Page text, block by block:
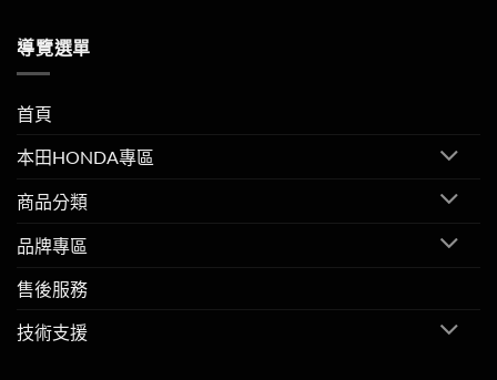
導覽選單
首頁
本田HONDA專區
商品分類
品牌專區
售後服務
技術支援